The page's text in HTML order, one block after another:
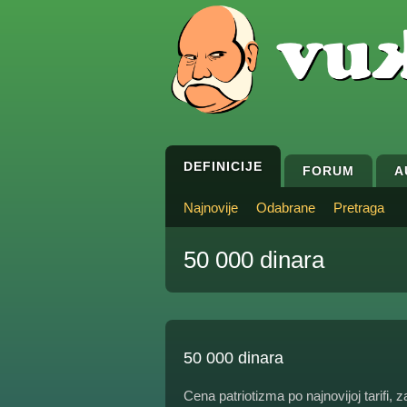
DEFINICIJE FORUM
Najnovije Odabrane Pretraga
50 000 dinara
50 000 dinara
Cena patriotizma po najnovijoj tarifi,